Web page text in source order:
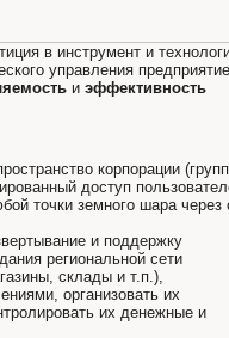
в инструмент и
управления
и эффективность
корпорации
доступ
точки земного шара через
и поддержку
региональной сети
склады и т.п.),
организовать их
их денежные и